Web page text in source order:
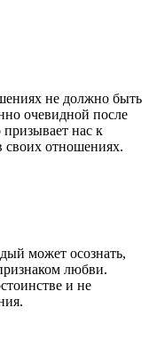
не должно быть
очевидной после
нас к
своих отношениях.
может осознать,
любви.
и не